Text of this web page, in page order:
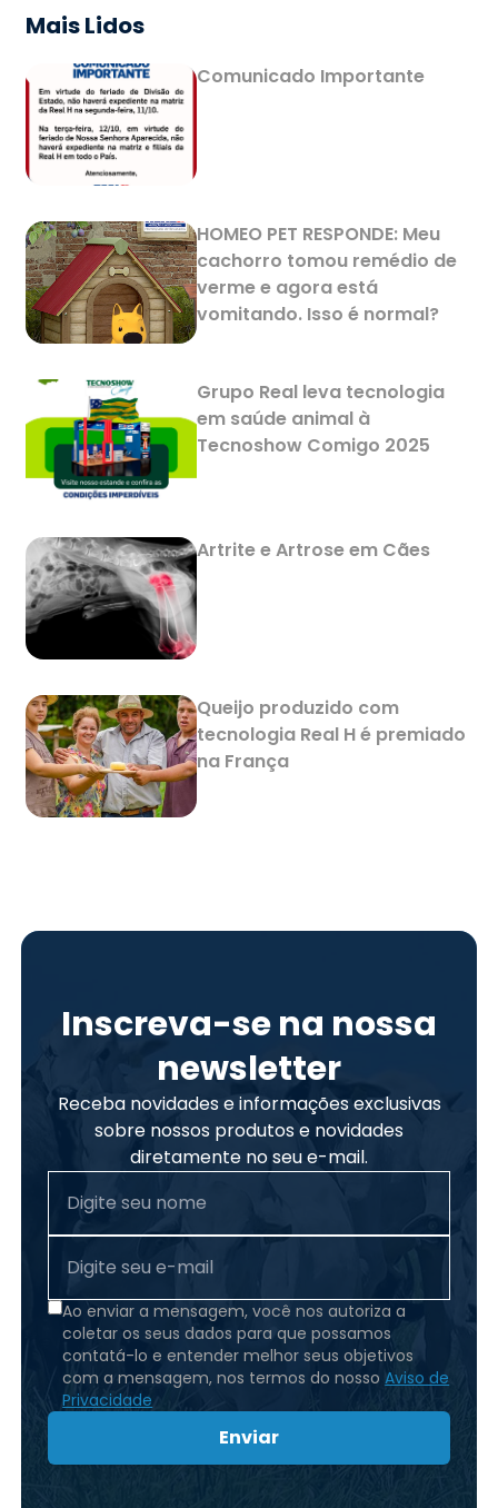
Mais Lidos
Comunicado Importante
HOMEO PET RESPONDE: Meu
cachorro tomou remédio de
verme e agora está
vomitando. Isso é normal?
Grupo Real leva tecnologia
em saúde animal à
Tecnoshow Comigo 2025
Artrite e Artrose em Cães
Queijo produzido com
tecnologia Real H é premiado
na França
Inscreva-se na nossa
newsletter
Receba novidades e informações exclusivas
sobre nossos produtos e novidades
diretamente no seu e-mail.
Ao enviar a mensagem, você nos autoriza a
coletar os seus dados para que possamos
contatá-lo e entender melhor seus objetivos
com a mensagem, nos termos do nossoAviso de
Privacidade
Enviar